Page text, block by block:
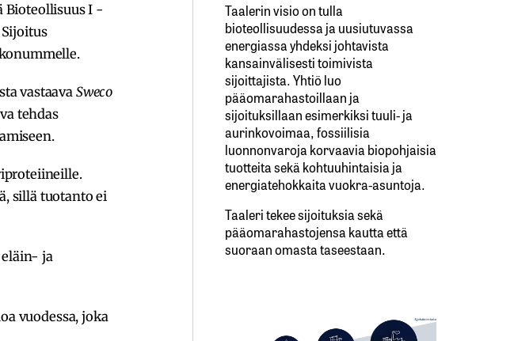
Bioteollisuus I -
Sijoitus
vastaava Sweco
tehdas
sillä tuotanto ei
ja
vuodessa, joka
Taalerin visio on tulla
bioteollisuudessa ja uusiutuvassa
energiassa yhdeksi johtavista
kansainvälisesti toimivista
sijoittajista. Yhtiö luo
pääomarahastoillaan ja
sijoituksillaan esimerkiksi tuuli- ja
aurinkovoimaa, fossiilisia
luonnonvaroja korvaavia biopohjaisia
tuotteita sekä kohtuuhintaisia ja
energiatehokkaita vuokra-asuntoja.
Taaleri tekee sijoituksia sekä
pääomarahastojensa kautta että
suoraan omasta taseestaan.